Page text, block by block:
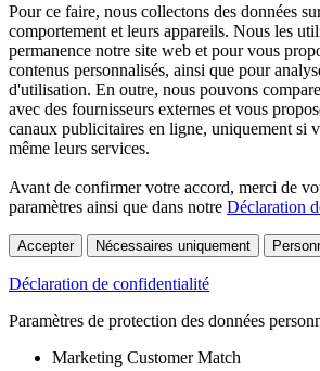
Pour ce faire, nous collectons des données
comportement et leurs appareils. Nous les
permanence notre site web et pour vous
contenus personnalisés, ainsi que pour
d'utilisation. En outre, nous pouvons
avec des fournisseurs externes et vous
canaux publicitaires en ligne, uniquement si
même leurs services.
Avant de confirmer votre accord, merci de
paramètres ainsi que dans notre Déclaration
Accepter Nécessaires uniquement
Déclaration de confidentialité
Paramètres de protection des données
Marketing Customer Match